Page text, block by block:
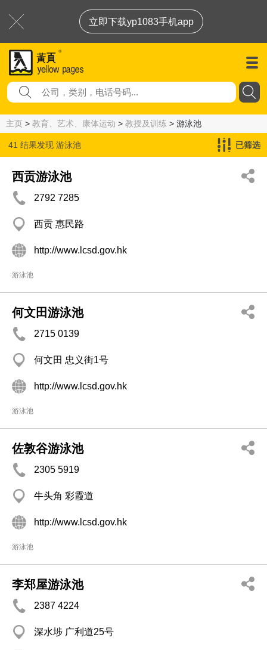
立即下载yp1083手机app
主页 > 教育、艺术、康体运动 > 教授及训练 > 游泳池
41 结果发现 游泳池 已筛选
西贡游泳池
2792 7285
西贡 惠民路
http://www.lcsd.gov.hk
游泳池
何文田游泳池
2715 0139
何文田 忠义街1号
http://www.lcsd.gov.hk
游泳池
佐敦谷游泳池
2305 5919
牛头角 彩霞道
http://www.lcsd.gov.hk
游泳池
李郑屋游泳池
2387 4224
深水埗 广利道25号